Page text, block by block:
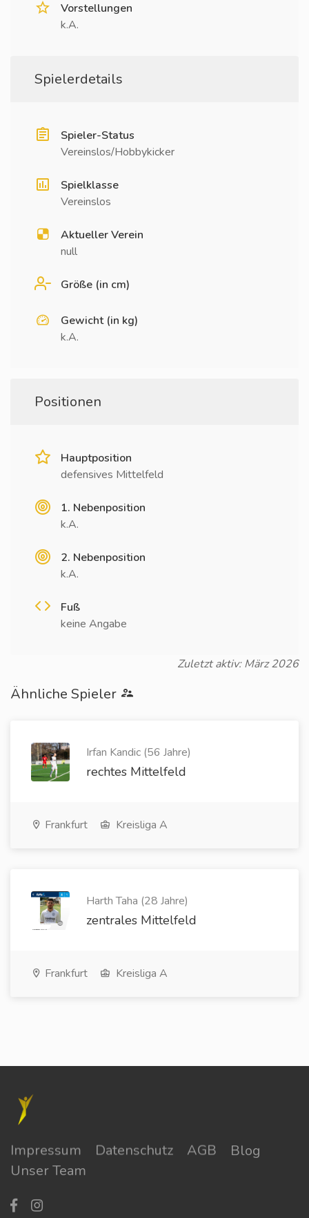
Vorstellungen
k.A.
Spielerdetails
Spieler-Status
Vereinslos/Hobbykicker
Spielklasse
Vereinslos
Aktueller Verein
null
Größe (in cm)
Gewicht (in kg)
k.A.
Positionen
Hauptposition
defensives Mittelfeld
1. Nebenposition
k.A.
2. Nebenposition
k.A.
Fuß
keine Angabe
Zuletzt aktiv: März 2026
Ähnliche Spieler
Irfan Kandic (56 Jahre)
rechtes Mittelfeld
Frankfurt Kreisliga A
Harth Taha (28 Jahre)
zentrales Mittelfeld
Frankfurt Kreisliga A
Impressum Datenschutz AGB
Blog
Unser Team